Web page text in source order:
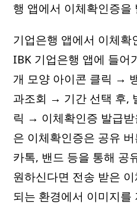
행 앱에서 이체확인증을
기업은행 앱에서 이체확
IBK 기업은행 앱에 들어
개 모양 아이콘 클릭 →
과조회 → 기간 선택 후,
릭 → 이체확인증 발급
은 이체확인증은 공유
카톡, 밴드 등을 통해 공
원하신다면 전송 받은
되는 환경에서 이미지를